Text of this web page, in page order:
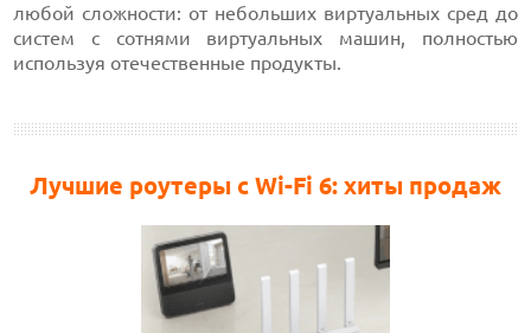
любой сложности: от небольших виртуальных сред до
систем с сотнями виртуальных машин, полностью
используя отечественные продукты.
Лучшие роутеры с Wi-Fi 6: хиты продаж